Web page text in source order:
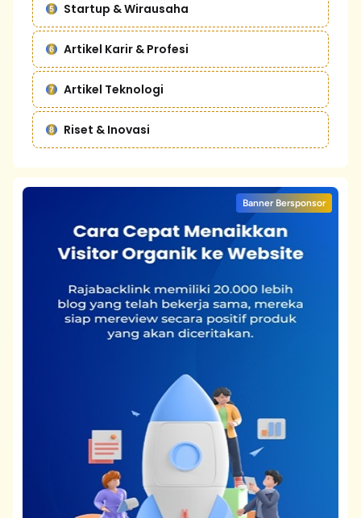
Startup & Wirausaha
Artikel Karir & Profesi
Artikel Teknologi
Riset & Inovasi
Banner Bersponsor